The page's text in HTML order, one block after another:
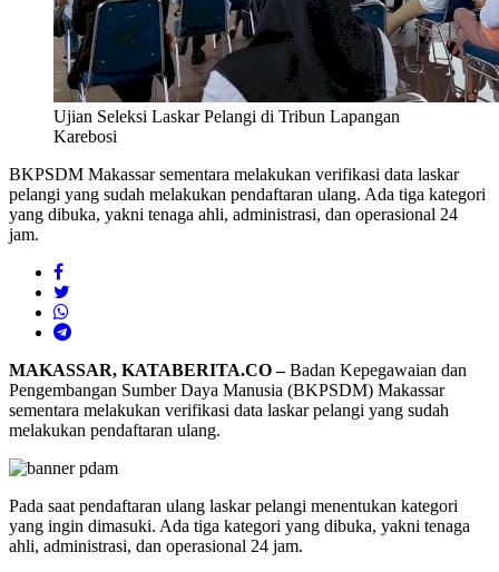
Ujian Seleksi Laskar Pelangi di Tribun Lapangan
Karebosi
BKPSDM Makassar sementara melakukan verifikasi data laskar
pelangi yang sudah melakukan pendaftaran ulang. Ada tiga kategori
yang dibuka, yakni tenaga ahli, administrasi, dan operasional 24
jam.
MAKASSAR, KATABERITA.CO –Badan Kepegawaian dan
Pengembangan Sumber Daya Manusia (BKPSDM) Makassar
sementara melakukan verifikasi data laskar pelangi yang sudah
melakukan pendaftaran ulang.
Pada saat pendaftaran ulang laskar pelangi menentukan kategori
yang ingin dimasuki. Ada tiga kategori yang dibuka, yakni tenaga
ahli, administrasi, dan operasional 24 jam.